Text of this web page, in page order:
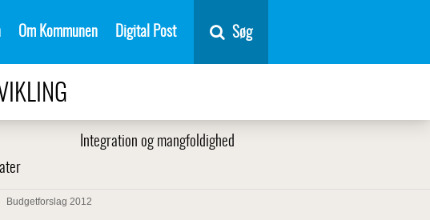
Om Kommunen Digital Post Søg
Integration og mangfoldighed
Budgetforslag 2012